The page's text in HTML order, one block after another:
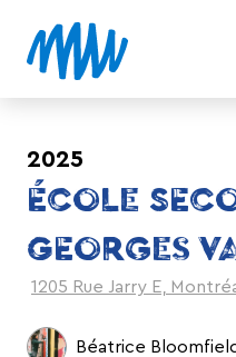
2025
ÉCOLE
GEORGES
1205 Rue Jarry E,
Béatrice